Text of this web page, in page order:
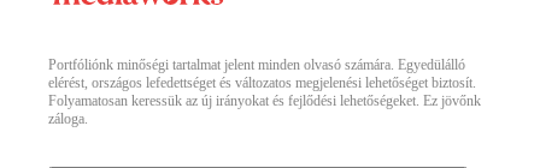
Portfóliónk minőségi tartalmat jelent minden olvasó számára. Egyedülálló
elérést, országos lefedettséget és változatos megjelenési lehetőséget biztosít.
Folyamatosan keressük az új irányokat és fejlődési lehetőségeket. Ez jövőnk
záloga.